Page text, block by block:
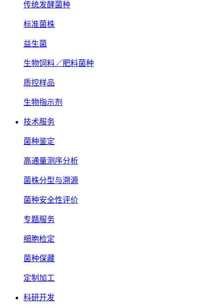
传统发酵菌种
标准菌株
益生菌
生物饲料／肥料菌种
质控样品
生物指示剂
技术服务
菌种鉴定
高通量测序分析
菌株分型与溯源
菌种安全性评价
专题服务
细胞检定
菌种保藏
定制加工
科研开发